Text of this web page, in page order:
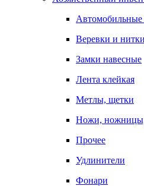
Автомобильные
Веревки и нитки
Замки навесные
Лента клейкая
Метлы, щетки
Ножи, ножницы,
Прочее
Удлинители
Фонари